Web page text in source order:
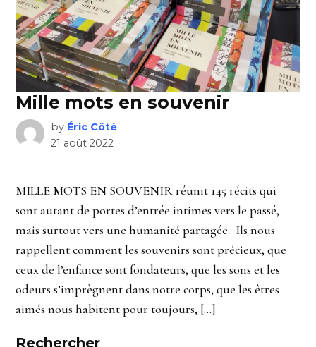
Mille mots en souvenir
by Éric Côté
21 août 2022
MILLE MOTS EN SOUVENIR réunit 145 récits qui
sont autant de portes d’entrée intimes vers le passé,
mais surtout vers une humanité partagée. Ils nous
rappellent comment les souvenirs sont précieux, que
ceux de l’enfance sont fondateurs, que les sons et les
odeurs s’imprègnent dans notre corps, que les êtres
aimés nous habitent pour toujours, […]
Rechercher